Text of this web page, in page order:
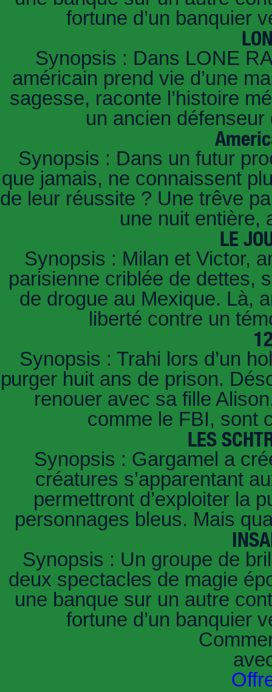
fortune d’un banquier
Synopsis : Dans LONE
américain prend vie d’une
sagesse, raconte l’histoire
un ancien
Synopsis : Dans un futur
que jamais, ne connaissent
de leur réussite ? Une trêve
une nuit
LE
Synopsis : Milan et Victor,
parisienne criblée de dettes,
de drogue au Mexique. Là,
liberté contre un
Synopsis : Trahi lors d’un
purger huit ans de prison.
renouer avec sa fille
comme le FBI, sont
LES
Synopsis : Gargamel a
créatures s’apparentant
permettront d’exploiter la
personnages bleus. Mais
Synopsis : Un groupe de
deux spectacles de magie
une banque sur un autre
fortune d’un banquier